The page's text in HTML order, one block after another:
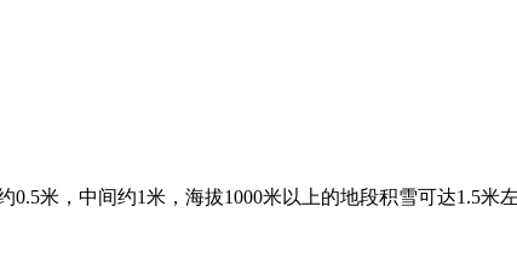
0.5米，中间约1米，海拔1000米以上的地段积雪可达1.5米